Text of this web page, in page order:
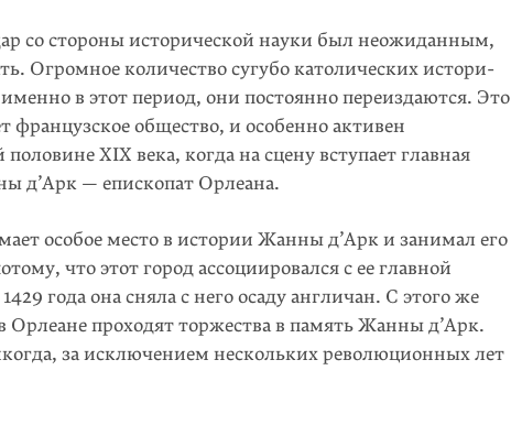
со стороны исторической науки был неожиданным,
Огромное количество сугубо католических истори­
в этот период, они постоянно переиздаются. Это
французское общество, и особенно активен
XIX века, когда на сцену вступает главная
д’Арк — епископат Орлеана.
особое место в истории Жанны д’Арк и занимал его
что этот город ассоциировался с ее главной
года она сняла с него осаду англичан. С этого же
Орлеане проходят торжества в память Жанны д’Арк.
за исключением нескольких революционных лет